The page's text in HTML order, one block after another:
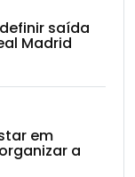
saída
Madrid
em
a